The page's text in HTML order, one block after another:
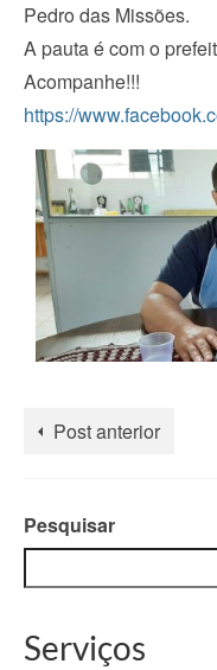
Pedro das Missões.
A pauta é com o
Acompanhe!!!
https://
Post anterior
Pesquisar
Serviços